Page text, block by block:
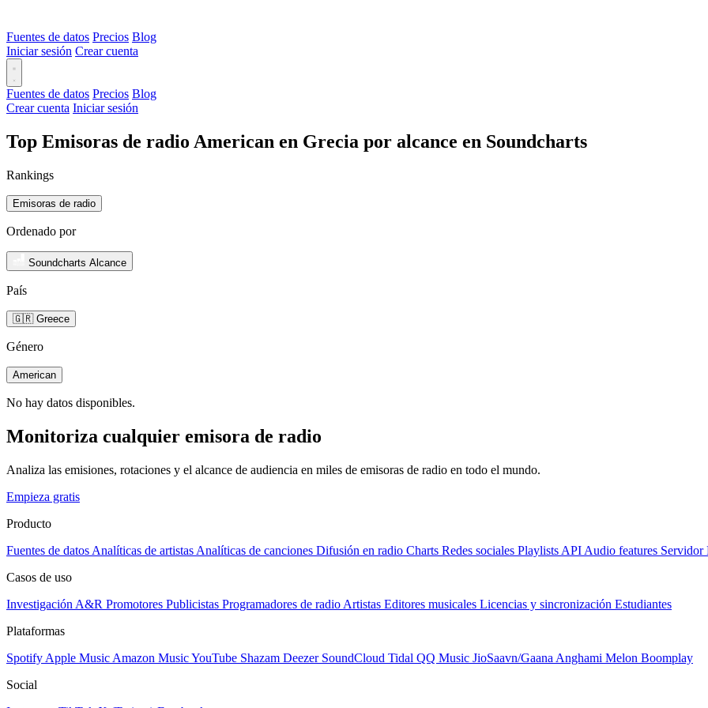
Fuentes de datos Precios Blog
Iniciar sesión Crear cuenta
Fuentes de datos Precios Blog
Crear cuenta Iniciar sesión
Top Emisoras de radio American en Grecia por alcance en Soundcharts
Rankings
Emisoras de radio
Ordenado por
Soundcharts Alcance
País
🇬🇷 Greece
Género
American
No hay datos disponibles.
Monitoriza cualquier emisora de radio
Analiza las emisiones, rotaciones y el alcance de audiencia en miles de emisoras de radio en todo el mundo.
Empieza gratis
Producto
Fuentes de datos Analíticas de artistas Analíticas de canciones Difusión en radio Charts Redes sociales Playlists API Audio features Servidor
Casos de uso
Investigación A&R Promotores Publicistas Programadores de radio Artistas Editores musicales Licencias y sincronización Estudiantes
Plataformas
Spotify Apple Music Amazon MusicYouTube Shazam Deezer SoundCloud Tidal QQ Music JioSaavn/Gaana Anghami Melon Boomplay
Social